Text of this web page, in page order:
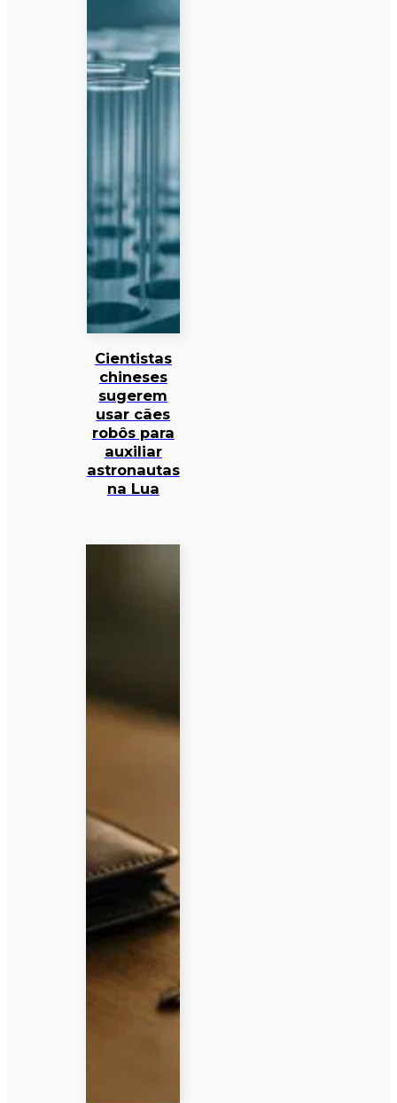
Cientistas
chineses
sugerem
usar cães
robôs para
auxiliar
astronautas
na Lua